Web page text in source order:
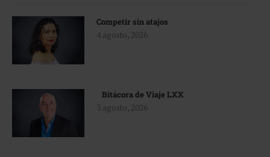
Competir sin atajos
4 agosto, 2026
Bitácora de Viaje LXX
3 agosto, 2026